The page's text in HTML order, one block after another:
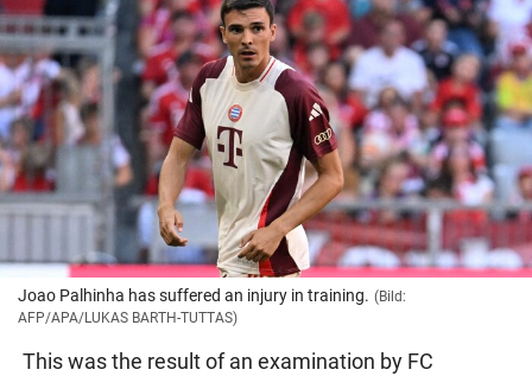
Joao Palhinha has suffered an injury in training. (Bild:
AFP/APA/LUKAS BARTH-TUTTAS)
This was the result of an examination by FC